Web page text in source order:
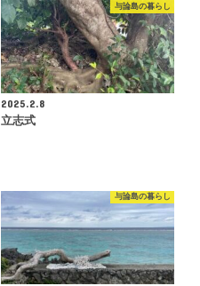
与論島の暮らし
2025.2.8
立志式
与論島の暮らし